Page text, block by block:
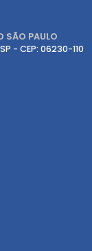
SÃO PAULO
- CEP: 06230-110